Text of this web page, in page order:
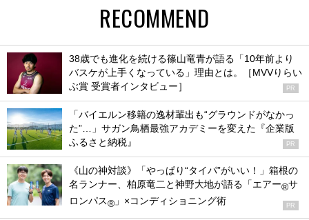
RECOMMEND
38歳でも進化を続ける篠山竜青が語る「10年前より
バスケが上手くなっている」理由とは。［MVVりらい
ぶ賞 受賞者インタビュー］
PR
「バイエルン移籍の逸材輩出も“グラウンドがなかっ
た”…」サガン鳥栖最強アカデミーを変えた『企業版
ふるさと納税』
PR
《山の神対談》「やっぱり“タイパ”がいい！」箱根の
名ランナー、柏原竜二と神野大地が語る「エアー®サ
ロンパス® 」×コンディショニング術 PR